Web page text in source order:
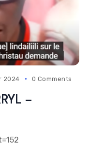
2024 0 Comments
–